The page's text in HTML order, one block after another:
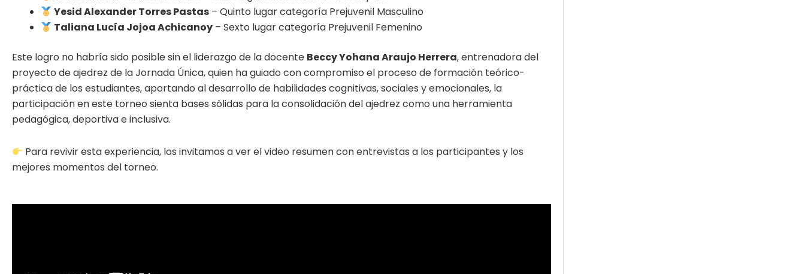
Yesid Alexander Torres Pastas – Quinto lugar categoría Prejuvenil Masculino
Taliana Lucía Jojoa Achicanoy – Sexto lugar categoría Prejuvenil Femenino
Este logro no habría sido posible sin el liderazgo de la docente Beccy Yohana Araujo Herrera, entrenadora del
proyecto de ajedrez de la Jornada Única, quien ha guiado con compromiso el proceso de formación teórico-
práctica de los estudiantes, aportando al desarrollo de habilidades cognitivas, sociales y emocionales, la
participación en este torneo sienta bases sólidas para la consolidación del ajedrez como una herramienta
pedagógica, deportiva e inclusiva.
Para revivir esta experiencia, los invitamos a ver el video resumen con entrevistas a los participantes y los
mejores momentos del torneo.